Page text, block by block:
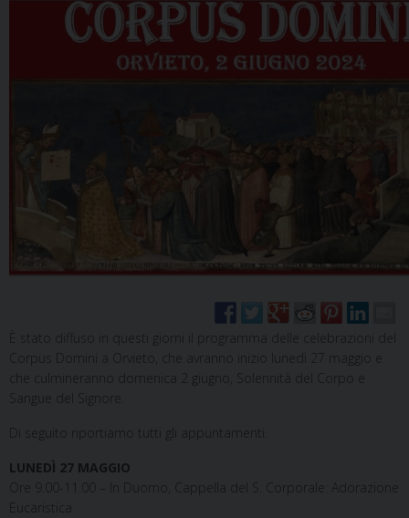
È stato diffuso in questi giorni il programma delle celebrazioni del
Corpus Domini a Orvieto, che avranno inizio lunedì 27 maggio e
che culmineranno domenica 2 giugno, Solennità del Corpo e
Sangue del Signore.
Di seguito riportiamo tutti gli appuntamenti.
LUNEDÌ 27 MAGGIO
Ore 9.00-11.00 – In Duomo, Cappella del S. Corporale: Adorazione
Eucaristica